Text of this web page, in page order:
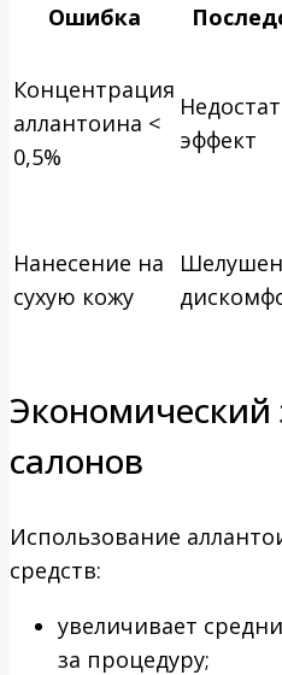
Ошибка
Концентрация
аллантоина <
0,5%
эффект
Нанесение на
сухую кожу
Экономический
салонов
Использование
средств:
увеличивает
за процедуру;